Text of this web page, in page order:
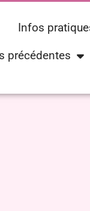
Infos
précédentes